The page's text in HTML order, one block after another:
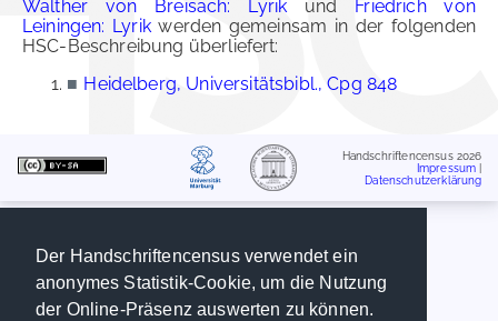
Der Handschriftencensus verwendet ein
anonymes Statistik-Cookie, um die Nutzung
der Online-Präsenz auswerten zu können.
Walther von Breisach: Lyrik und Friedrich von
Leiningen: Lyrikwerden gemeinsam in der folgenden
HSC-Beschreibung überliefert:
■ Heidelberg, Universitätsbibl., Cpg 848
Handschriftencensus 2026
Impressum
Datenschutzerklärung